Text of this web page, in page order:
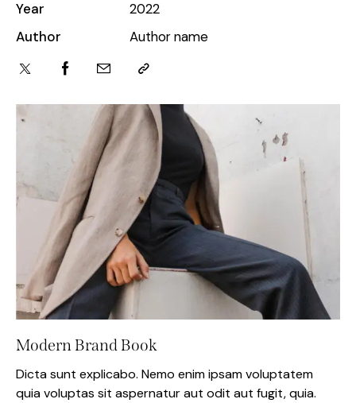
Modern Brand Book
Dicta sunt explicabo. Nemo enim ipsam voluptatem
quia voluptas sit aspernatur aut odit aut fugit, quia.
Year
2022
Author
Author name